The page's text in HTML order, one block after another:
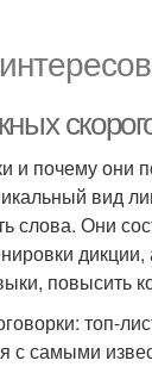
и почему они
вид
слова. Они
повысить
топ-
с самыми